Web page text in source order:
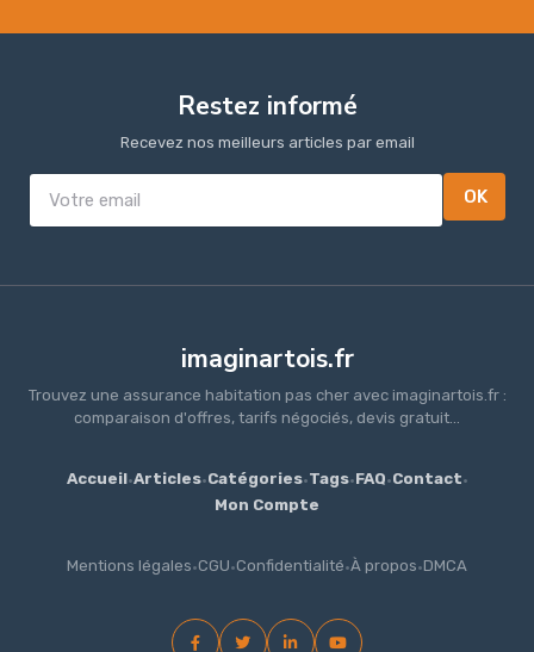
Restez informé
Recevez nos meilleurs articles par email
OK
imaginartois.fr
Trouvez une assurance habitation pas cher avec imaginartois.fr :
comparaison d'offres, tarifs négociés, devis gratuit...
Accueil·Articles·Catégories·Tags·FAQ·Contact·
Mon Compte
Mentions légales·CGU·Confidentialité·À propos·DMCA